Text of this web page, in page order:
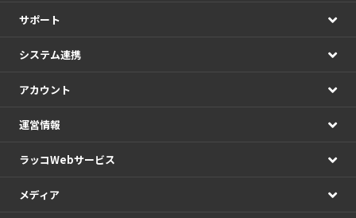
サポート
システム連携
アカウント
運営情報
ラッコWebサービス
メディア